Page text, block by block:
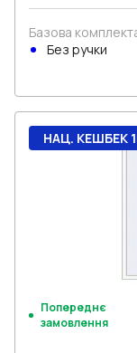
Базова
Без ручки
НАЦ. КЕШБЕК
Попереднє
замовлення